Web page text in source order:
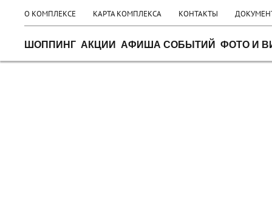
О КОМПЛЕКСЕ КАРТА КОМПЛЕКСА КОНТАКТЫ
ШОППИНГ АКЦИИ АФИША СОБЫТИЙ ФОТО И